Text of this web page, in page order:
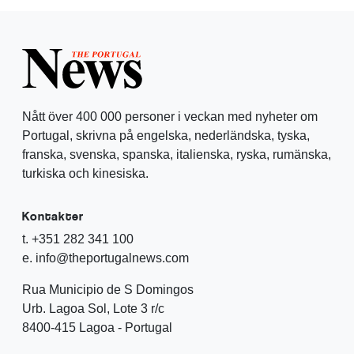
Nått över 400 000 personer i veckan med nyheter om
Portugal, skrivna på engelska, nederländska, tyska,
franska, svenska, spanska, italienska, ryska, rumänska,
turkiska och kinesiska.
Kontakter
t. +351 282 341 100
e. info@theportugalnews.com
Rua Municipio de S Domingos
Urb. Lagoa Sol, Lote 3 r/c
8400-415 Lagoa - Portugal